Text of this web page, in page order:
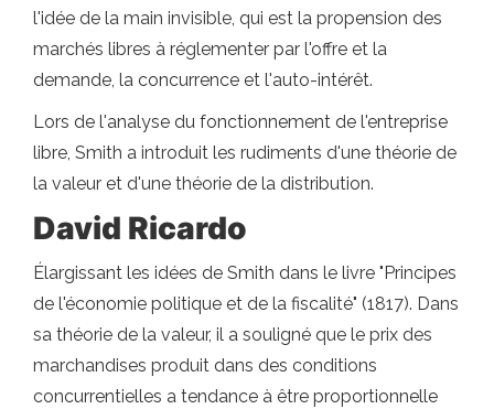
l'idée de la main invisible, qui est la propension des
marchés libres à réglementer par l'offre et la
demande, la concurrence et l'auto-intérêt.
Lors de l'analyse du fonctionnement de l'entreprise
libre, Smith a introduit les rudiments d'une théorie de
la valeur et d'une théorie de la distribution.
David Ricardo
Élargissant les idées de Smith dans le livre "Principes
de l'économie politique et de la fiscalité" (1817). Dans
sa théorie de la valeur, il a souligné que le prix des
marchandises produit dans des conditions
concurrentielles a tendance à être proportionnelle